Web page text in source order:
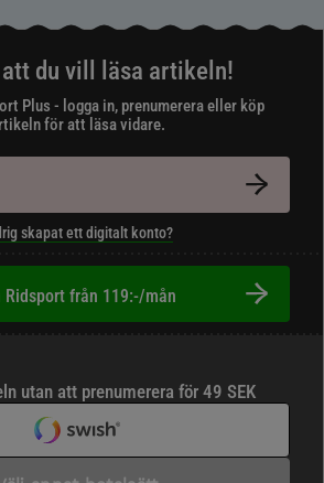
du vill läsa artikeln!
Plus - logga in, prenumerera eller köp
för att läsa vidare.
skapat ett digitalt konto?
Ridsport från 119:-/mån